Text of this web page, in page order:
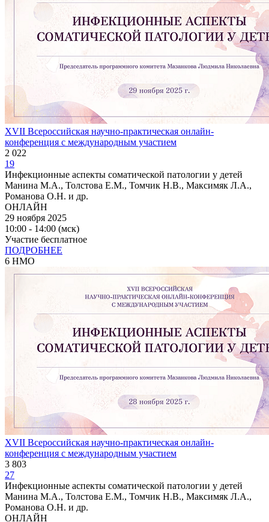
XVII Всероссийская научно-практическая онлайн-
конференция с международным участием
2 022
19
Инфекционные аспекты соматической патологии у детей
Манина М.А., Толстова Е.М., Томчик Н.В., Максимяк Л.А.,
Романова О.Н. и др.
ОНЛАЙН
29 ноября 2025
10:00 - 14:00 (мск)
Участие бесплатное
ПОДРОБНЕЕ
6 НМО
XVII Всероссийская научно-практическая онлайн-
конференция с международным участием
3 803
27
Инфекционные аспекты соматической патологии у детей
Манина М.А., Толстова Е.М., Томчик Н.В., Максимяк Л.А.,
Романова О.Н. и др.
ОНЛАЙН